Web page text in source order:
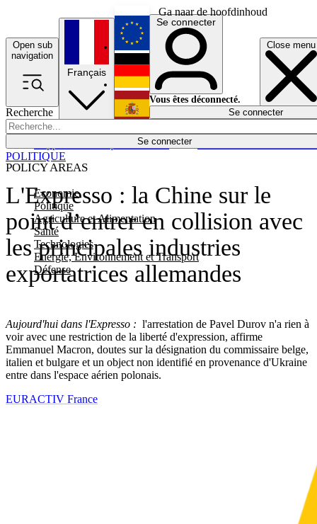
Ga naar de hoofdinhoud
Open sub
navigation
Close menu
Recherche
Se connecter
POLICY AREAS
Economie
Politique
Agriculture et Alimentation
Santé
Technologies
Energie, Environnement et Transport
Défense
Économie
Français
English
Deutsch
Español
Se connecter
Vous êtes déconnecté.
Se connecter
L'Expresso : la Chine sur le
point d’entrer en collision avec
les principales industries
exportatrices allemandes
Aujourd'hui dans l'Expresso : l'arrestation de Pavel Durov n'a rien à
voir avec une restriction de la liberté d'expression, affirme
Emmanuel Macron, doutes sur la désignation du commissaire belge,
italien et bulgare et un object non identifié en provenance d'Ukraine
entre dans l'espace aérien polonais.
POLITIQUE
EURACTIV France